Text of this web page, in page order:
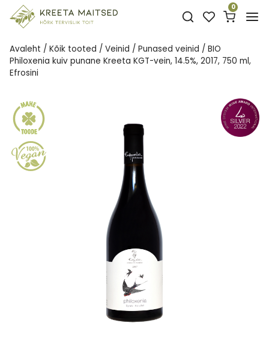
Skip
0
Avaleht / Kõik tooted / Veinid / Punased veinid / BIO
Philoxenia kuiv punane Kreeta KGT-vein, 14.5%, 2017, 750 ml,
Efrosini